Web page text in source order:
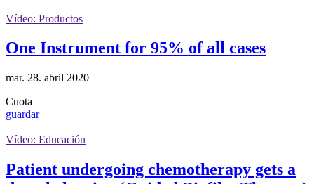
Vídeo: Productos
One Instrument for 95% of all cases
mar. 28. abril 2020
Cuota
guardar
Vídeo: Educación
Patient undergoing chemotherapy gets a